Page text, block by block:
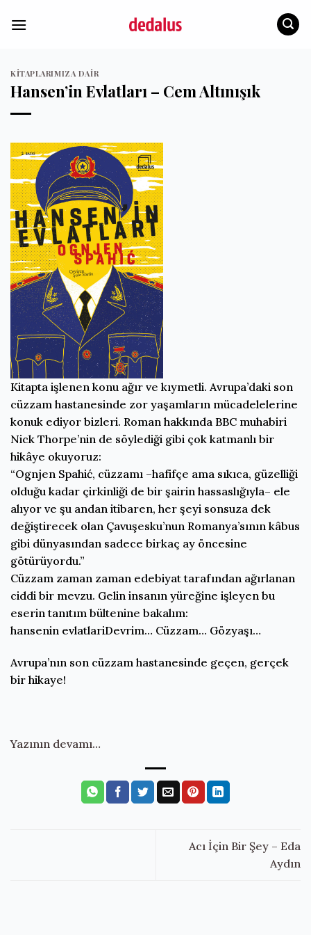
atla
KITAPLARIMIZA DAIR
Hansen’in Evlatları – Cem Altınışık
Kitapta işlenen konu ağır ve kıymetli. Avrupa’daki son
cüzzam hastanesinde zor yaşamların mücadelelerine
konuk ediyor bizleri. Roman hakkında BBC muhabiri
Nick Thorpe’nin de söylediği gibi çok katmanlı bir
hikâye okuyoruz:
“Ognjen Spahić, cüzzamı –hafifçe ama sıkıca, güzelliği
olduğu kadar çirkinliği de bir şairin hassaslığıyla– ele
alıyor ve şu andan itibaren, her şeyi sonsuza dek
değiştirecek olan Çavuşesku’nun Romanya’sının kâbus
gibi dünyasından sadece birkaç ay öncesine
götürüyordu.”
Cüzzam zaman zaman edebiyat tarafından ağırlanan
ciddi bir mevzu. Gelin insanın yüreğine işleyen bu
eserin tanıtım bültenine bakalım:
hansenin evlatlariDevrim… Cüzzam… Gözyaşı…
Avrupa’nın son cüzzam hastanesinde geçen, gerçek
bir hikaye!
Yazının devamı…
Acı İçin Bir Şey – Eda
Aydın